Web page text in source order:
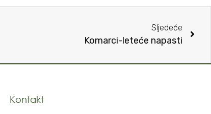
Sljedeće
Komarci-leteće napasti
Kontakt